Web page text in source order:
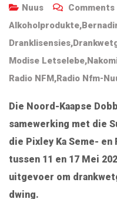
Nuus Comments
Alkoholprodukte,
Dranklisensies,
Modise Letselebe,
Radio NFM,Radio Nfm-
Die Noord-Kaapse
samewerking met die
die Pixley Ka Seme-
tussen 11 en 17 Mei
uitgevoer om
dwing.